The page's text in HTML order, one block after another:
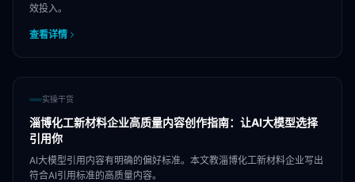
效投入。
查看详情
实操干货
淄博化工新材料企业高质量内容创作指南：让AI大模型选择
引用你
AI大模型引用内容有明确的偏好标准。本文教淄博化工新材料企业写出
符合AI引用标准的高质量内容。